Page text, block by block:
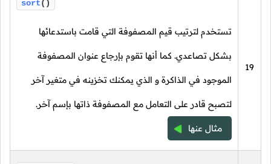
19
sort()
تستخدم لترتيب قيم المصفوفة التي قامت باستدعائها
بشكل تصاعدي. كما أنها تقوم بإرجاع عنوان المصفوفة
الموجود في الذاكرة و الذي يمكنك تخزينه في متغير آخر
لتصبح قادر على التعامل مع المصفوفة ذاتها بإسم آخر.
مثال عنها